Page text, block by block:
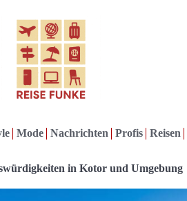
Mode Nachrichten Profis Reisen
in Kotor und Umgebung